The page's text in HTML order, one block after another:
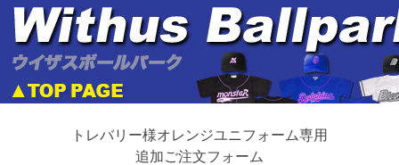
トレバリー様オレンジユニフォーム専用
追加ご注文フォーム